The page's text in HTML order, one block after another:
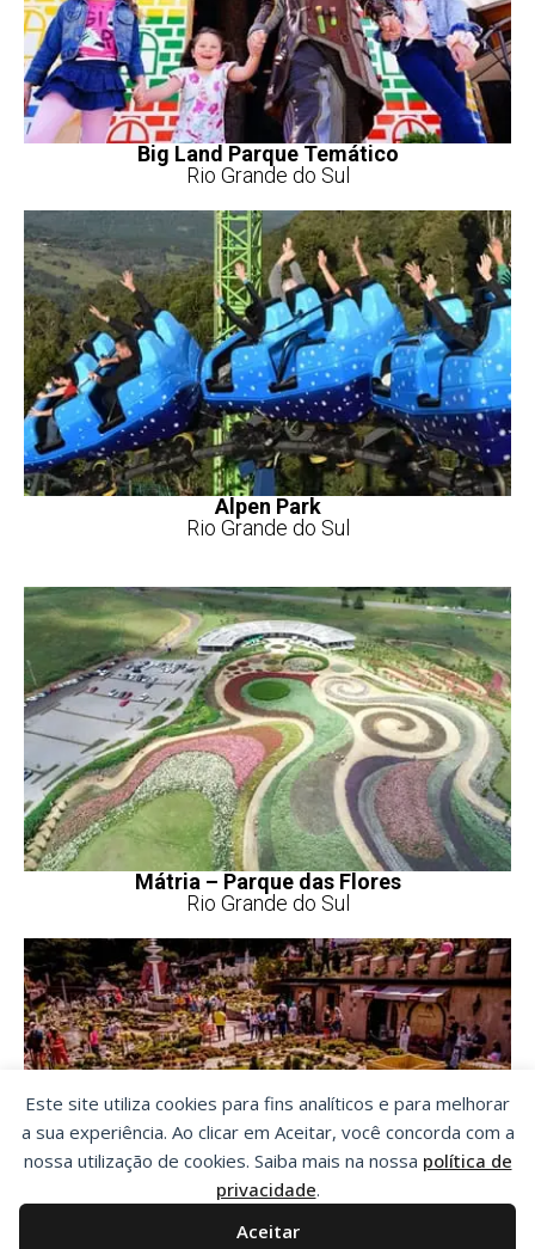
Este site utiliza cookies para fins analíticos e para melhorar
a sua experiência. Ao clicar em Aceitar, você concorda com a
nossa utilização de cookies. Saiba mais na nossa política de
privacidade.
Aceitar
Big Land Parque Temático
Rio Grande do Sul
Alpen Park
Rio Grande do Sul
Mátria – Parque das Flores
Rio Grande do Sul
Mini Mundo